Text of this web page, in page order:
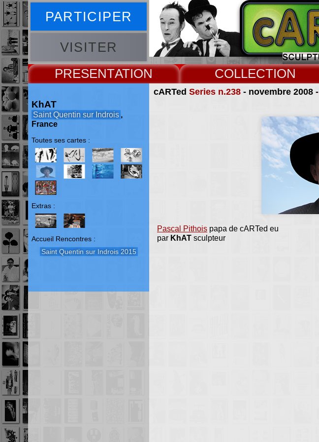
PARTICIPER
VISITER
PRESENT COLLECT
cARTed Series n.238- novembre 2008 -
Pascal Pithois papa de cARTed eu
par KhAT sculpteur
KhAT
Saint Quentin sur Indrois ,
France
Toutes ses cartes :
Extras :
Accueil Rencontres :
Saint Quentin sur Indrois 2015